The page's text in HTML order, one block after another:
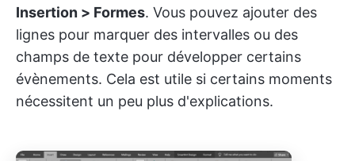
Insertion > Formes. Vous pouvez ajouter des
lignes pour marquer des intervalles ou des
champs de texte pour développer certains
évènements. Cela est utile si certains moments
nécessitent un peu plus d'explications.